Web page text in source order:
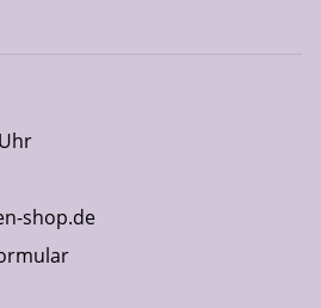
shop.de